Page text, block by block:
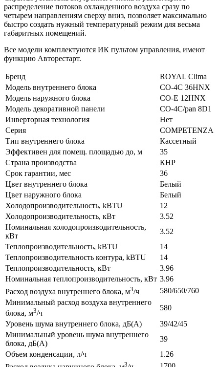
распределение потоков охлажденного воздуха сразу по
четырем направлениям сверху вниз, позволяет максимально
быстро создать нужный температурный режим для весьма
габаритных помещений.
Все модели комплектуются ИК пультом управления, имеют
функцию Авторестарт.
Бренд
ROYAL Clima
Модель внутреннего блока
CO-4C 36HNX
Модель наружного блока
CO-E 12HNX
Модель декоративной панели
CO-4C/pan 8D1
Инверторная технология
Нет
Серия
COMPETENZA
Тип внутреннего блока
Кассетный
Эффективен для помещ. площадью до, м
35
Страна производства
КНР
Срок гарантии, мес
36
Цвет внутреннего блока
Белый
Цвет наружного блока
Белый
Холодопроизводительность, kBTU
12
Холодопроизводительность, кВт
3.52
Номинальная холодопроизводительность,
кВт
3.52
Теплопроизводительность, kBTU
14
Теплопроизводительность контура, kBTU
14
Теплопроизводительность, кВт
3.96
Номинальная теплопроизводительность, кВт 3.96
Расход воздуха внутреннего блока, м3/ч
580/650/760
Минимальный расход воздуха внутреннего
блока, м3/ч
580
Уровень шума внутреннего блока, дБ(А)
39/42/45
Минимальный уровень шума внутреннего
блока, дБ(А)
39
Объем конденсации, л/ч
1.26
3